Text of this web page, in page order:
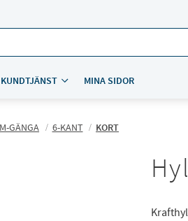
KUNDTJÄNST MINA SIDOR
GÄNGA 6-KANT KORT